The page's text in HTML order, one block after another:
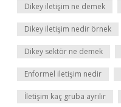
Dikey iletişim ne demek
Dikey iletişim nedir örnek
Dikey sektör ne demek
Enformel iletişim nedir
İletişim kaç gruba ayrılır